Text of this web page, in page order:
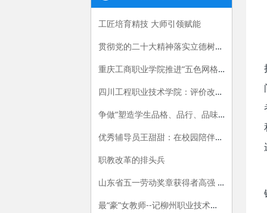
工匠培育精技 大师引领赋能
贯彻党的二十大精神落实立德树人根本任务——辅导员“三个坚持”在行动
重庆工商职业学院推进“五色网格”建设 打造“一站式”学生社区育人新模式
四川工程职业技术学院：评价改革为引领 三管齐下促进教师全面发展
争做“塑造学生品格、品行、品味的‘大先生’”
优秀辅导员王甜甜：在校园陪伴学生，让青春撞上梦想
职教改革的排头兵
山东省五一劳动奖章获得者高强 ：用手中技能赢出彩人生
最“豪”女教师--记柳州职业技术学院通识教育学院就业创业团队负责人、柳州市首届“教书育人道德模范”许明教授